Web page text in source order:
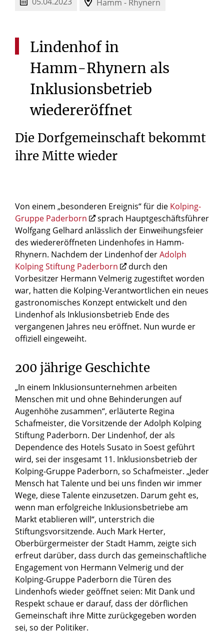
Hamm - Rhynern
Lindenhof in
Hamm-Rhynern als
Inklusionsbetrieb
wiedereröffnet
Die Dorfgemeinschaft bekommt
ihre Mitte wieder
Von einem „besonderen Ereignis“ für die Kolping-
Gruppe Paderborn
sprach Hauptgeschäftsführer
Wolfgang Gelhard anlässlich der Einweihungsfeier
des wiedereröffneten Lindenhofes in Hamm-
Rhynern. Nachdem der Lindenhof derAdolph
Kolping Stiftung Paderborn
durch den
Vorbesitzer Hermann Velmerig zugestiftet worden
war, hatten die Kolping-Verantwortlichen ein neues
gastronomisches Konzept entwickelt und den
Lindenhof als Inklusionsbetrieb Ende des
vergangenen Jahres neu eröffnet. Nun wurde er
offiziell eingeweiht.
200 jährige Geschichte
„In einem Inklusionsunternehmen arbeiten
Menschen mit und ohne Behinderungen auf
Augenhöhe zusammen“, erläuterte Regina
Schafmeister, die Vorsitzende der Adolph Kolping
Stiftung Paderborn. Der Lindenhof, der als
Dependence des Hotels Susato in Soest geführt
wird, sei der insgesamt 11. Inklusionsbetrieb der
Kolping-Gruppe Paderborn, so Schafmeister. „Jeder
Mensch hat Talente und bei uns finden wir immer
Wege, diese Talente einzusetzen. Darum geht es,
wenn man erfolgreiche Inklusionsbetriebe am
Markt etablieren will“, unterstrich die
Stiftungsvorsitzende. Auch Mark Herter,
Oberbürgermeister der Stadt Hamm, zeigte sich
erfreut darüber, dass durch das gemeinschaftliche
Engagement von Hermann Velmerig und der
Kolping-Gruppe Paderborn die Türen des
Lindenhofs wieder geöffnet seien: Mit Dank und
Respekt schaue er darauf, dass der dörflichen
Gemeinschaft ihre Mitte zurückgegeben worden
sei, so der Politiker.